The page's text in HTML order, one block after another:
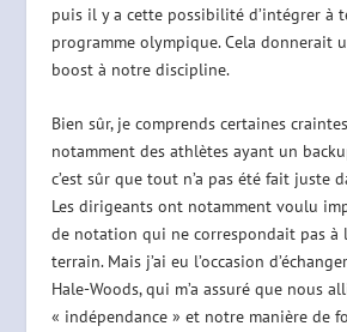
puis il y a cette possibilité d’intégrer à
programme olympique. Cela donnerait
boost à notre discipline.
Bien sûr, je comprends certaines
notamment des athlètes ayant un
c’est sûr que tout n’a pas été fait juste
Les dirigeants ont notamment voulu
de notation qui ne correspondait pas à
terrain. Mais j’ai eu l’occasion
Hale-Woods, qui m’a assuré que nous
« indépendance » et notre manière de